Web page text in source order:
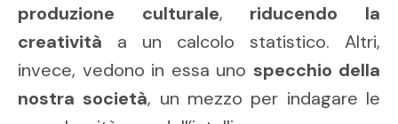
produzione culturale, riducendo la
creatività a un calcolo statistico. Altri,
invece, vedono in essa uno specchio della
nostra società, un mezzo per indagare le